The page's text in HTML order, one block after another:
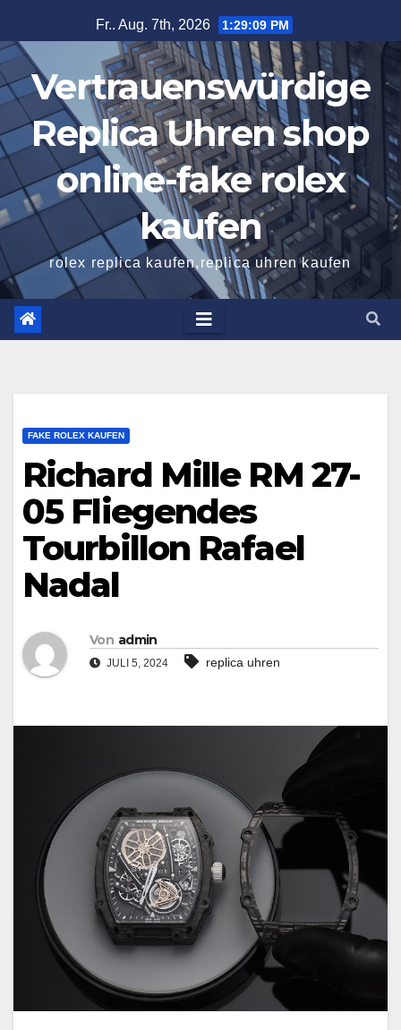
Inhalt
springen
Fr.. Aug. 7th, 2026 1:29:10 PM
Vertrauenswürdige
Replica Uhren shop
online-fake rolex
kaufen
rolex replica kaufen,replica uhren kaufen
FAKE ROLEX KAUFEN
Richard Mille RM 27-
05 Fliegendes
Tourbillon Rafael
Nadal
Von admin
JULI 5, 2024 replica uhren